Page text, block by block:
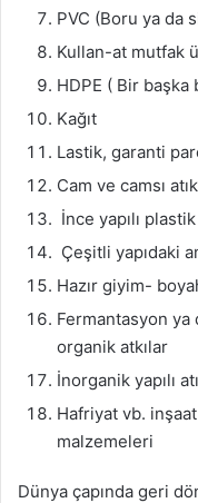
PVC (Boru ya da
Kullan-at mutfak
HDPE ( Bir başka
Kağıt
Lastik, garanti
Cam ve camsı
İnce yapılı
Çeşitli yapıdaki
Hazır giyim-
Fermantasyon
organik atkılar
İnorganik yapılı
Hafriyat vb.
malzemeleri
Dünya çapında geri